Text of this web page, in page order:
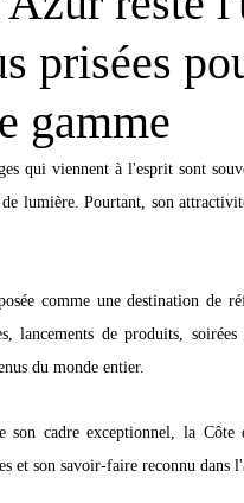
prisées
gamme
qui viennent à l'esprit sont
lumière. Pourtant, son
comme une destination de
lancements de produits,
du monde entier.
cadre exceptionnel, la Côte
et son savoir-faire reconnu dans